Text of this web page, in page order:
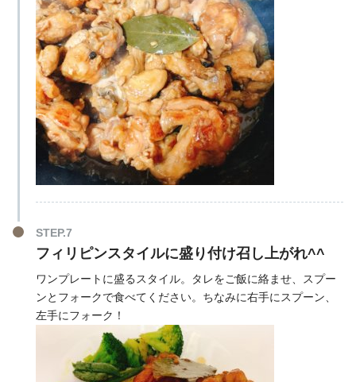
STEP.7
フィリピンスタイルに盛り付け召し上がれ^^
ワンプレートに盛るスタイル。タレをご飯に絡ませ、スプー
ンとフォークで食べてください。ちなみに右手にスプーン、
左手にフォーク！